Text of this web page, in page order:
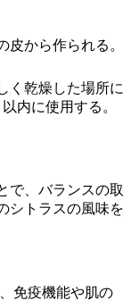
から作られる。
く乾燥した場所に
内に使用する。
で、バランスの取
シトラスの風味を
免疫機能や肌の